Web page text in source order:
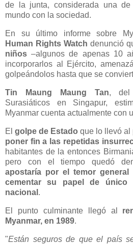
de la junta, considerada una
mundo con la sociedad.
En su último informe sobre
Human Rights Watch denunció
niños –algunos de apenas 10
incorporarlos al Ejército,
golpeándolos hasta que se
Tin Maung Maung Tan, del
Surasiáticos en Singapur,
Myanmar cuenta actualmente con
El golpe de Estado que lo llevó al
poner fin a las repetidas
habitantes de la entonces
pero con el tiempo quedó
apostaría por el temor
cementar su papel de único
nacional .
El punto culminante llegó al
Myanmar, en 1989.
"Están seguros de que el país